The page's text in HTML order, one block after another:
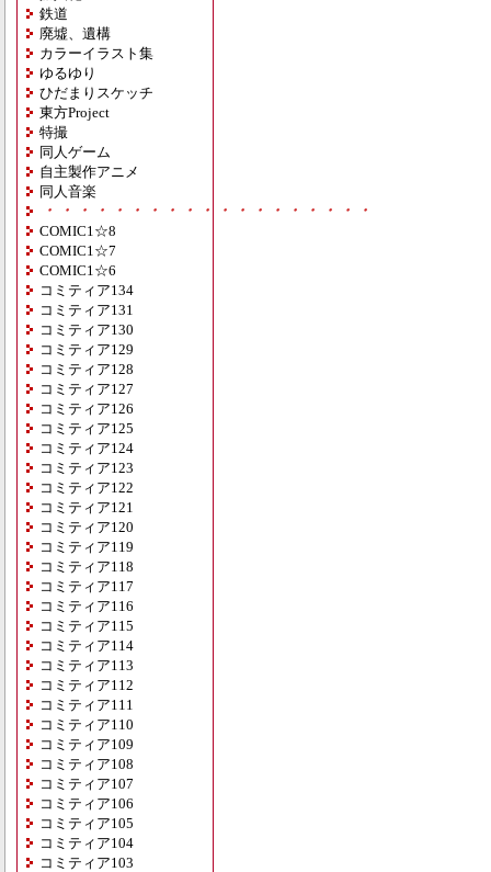
鉄道
廃墟、遺構
カラーイラスト集
ゆるゆり
ひだまりスケッチ
東方Project
特撮
同人ゲーム
自主製作アニメ
同人音楽
・・・・・・・・・・・・・・・・・・・
COMIC1☆8
COMIC1☆7
COMIC1☆6
コミティア134
コミティア131
コミティア130
コミティア129
コミティア128
コミティア127
コミティア126
コミティア125
コミティア124
コミティア123
コミティア122
コミティア121
コミティア120
コミティア119
コミティア118
コミティア117
コミティア116
コミティア115
コミティア114
コミティア113
コミティア112
コミティア111
コミティア110
コミティア109
コミティア108
コミティア107
コミティア106
コミティア105
コミティア104
コミティア103